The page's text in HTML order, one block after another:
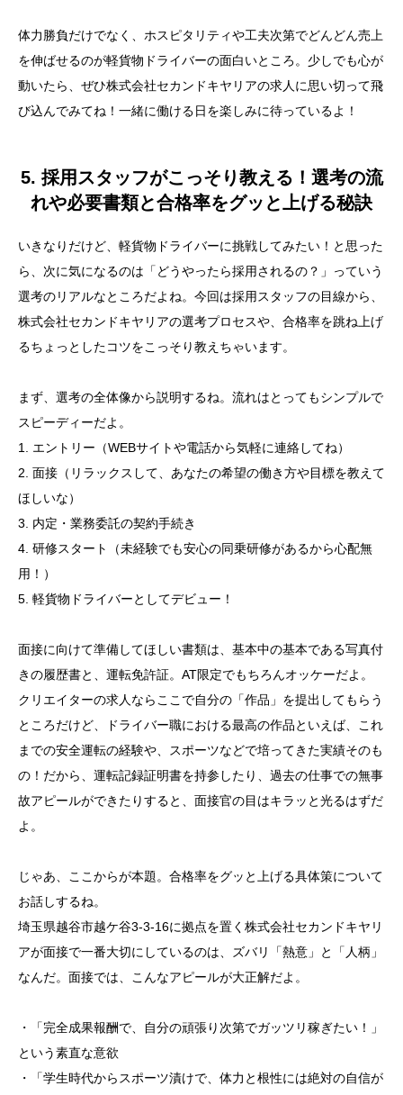
体力勝負だけでなく、ホスピタリティや工夫次第でどんどん売上
を伸ばせるのが軽貨物ドライバーの面白いところ。少しでも心が
動いたら、ぜひ株式会社セカンドキヤリアの求人に思い切って飛
び込んでみてね！一緒に働ける日を楽しみに待っているよ！
5. 採用スタッフがこっそり教える！選考の流
れや必要書類と合格率をグッと上げる秘訣
いきなりだけど、軽貨物ドライバーに挑戦してみたい！と思った
ら、次に気になるのは「どうやったら採用されるの？」っていう
選考のリアルなところだよね。今回は採用スタッフの目線から、
株式会社セカンドキヤリアの選考プロセスや、合格率を跳ね上げ
るちょっとしたコツをこっそり教えちゃいます。
まず、選考の全体像から説明するね。流れはとってもシンプルで
スピーディーだよ。
1. エントリー（WEBサイトや電話から気軽に連絡してね）
2. 面接（リラックスして、あなたの希望の働き方や目標を教えて
ほしいな）
3. 内定・業務委託の契約手続き
4. 研修スタート（未経験でも安心の同乗研修があるから心配無
用！）
5. 軽貨物ドライバーとしてデビュー！
面接に向けて準備してほしい書類は、基本中の基本である写真付
きの履歴書と、運転免許証。AT限定でもちろんオッケーだよ。
クリエイターの求人ならここで自分の「作品」を提出してもらう
ところだけど、ドライバー職における最高の作品といえば、これ
までの安全運転の経験や、スポーツなどで培ってきた実績そのも
の！だから、運転記録証明書を持参したり、過去の仕事での無事
故アピールができたりすると、面接官の目はキラッと光るはずだ
よ。
じゃあ、ここからが本題。合格率をグッと上げる具体策について
お話しするね。
埼玉県越谷市越ケ谷3-3-16に拠点を置く株式会社セカンドキヤリ
アが面接で一番大切にしているのは、ズバリ「熱意」と「人柄」
なんだ。面接では、こんなアピールが大正解だよ。
・「完全成果報酬で、自分の頑張り次第でガッツリ稼ぎたい！」
という素直な意欲
・「学生時代からスポーツ漬けで、体力と根性には絶対の自信が